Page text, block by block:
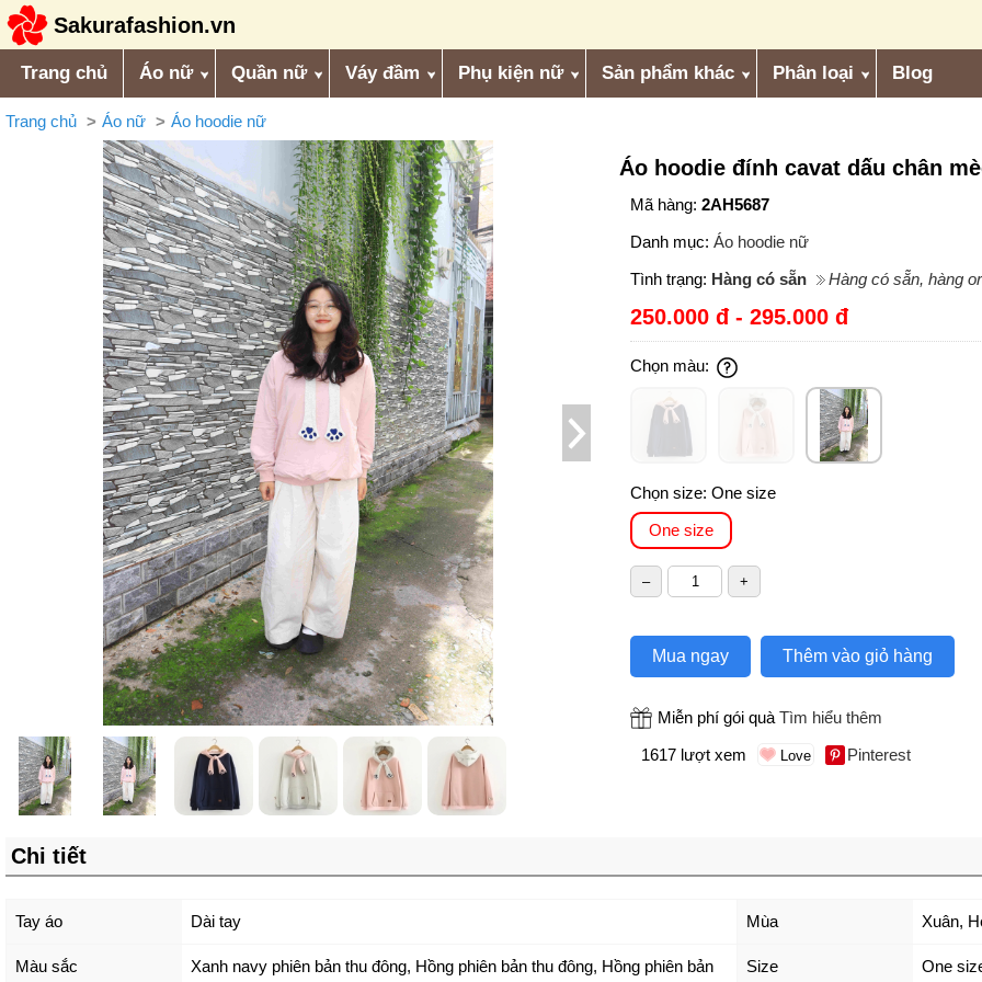
Sakurafashion.vn
Trang chủ Áo nữ Quần nữ Váy đầm Phụ kiện nữ Sản phẩm khác Phân loại Blog
Trang chủ Áo nữ Áo hoodie nữ
Áo hoodie đính cavat dấu chân
Mã hàng:2AH5687
Danh mục:Áo hoodie nữ
Tình trạng: Hàng có sẵn Hàng có sẵn, hàng
250.000 đ - 295.000 đ
Chọn màu:
Chọn size:One size
One size
Mua ngay Thêm vào giỏ hàng
Miễn phí gói quàTìm hiểu thêm
1617 lượt xem
Pinterest
Chi tiết
Tay áo Dài tay Mùa Xuân,
Màu sắc Xanh navy phiên bản thu đông, Hồng phiên bản thu đông, Hồng phiên bản
Size One